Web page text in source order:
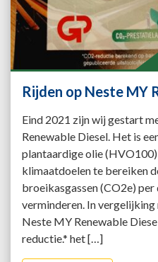
Rijden op Neste MY
Eind 2021 zijn wij gestart
Renewable Diesel. Het is
plantaardige olie
klimaatdoelen te bereiken
broeikasgassen (CO2e)
verminderen. In
Neste MY Renewable
reductie.* het […]